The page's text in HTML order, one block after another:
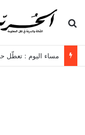
بحث عن
مساء اليوم : تعطّل